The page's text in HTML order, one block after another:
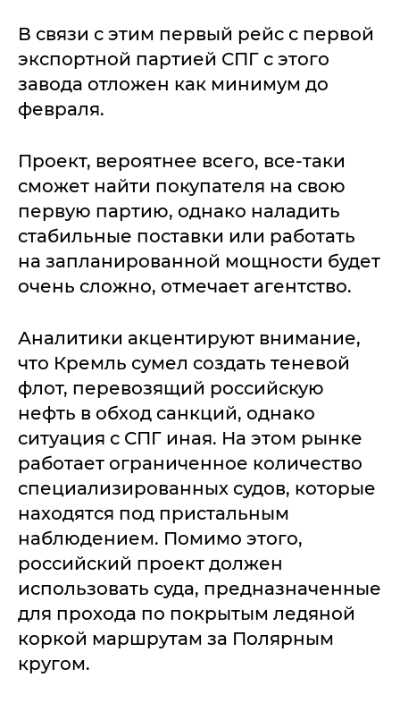
В связи с этим первый рейс с первой
экспортной партией СПГ с этого
завода отложен как минимум до
февраля.
Проект, вероятнее всего, все-таки
сможет найти покупателя на свою
первую партию, однако наладить
стабильные поставки или работать
на запланированной мощности будет
очень сложно, отмечает агентство.
Аналитики акцентируют внимание,
что Кремль сумел создать теневой
флот, перевозящий российскую
нефть в обход санкций, однако
ситуация с СПГ иная. На этом рынке
работает ограниченное количество
специализированных судов, которые
находятся под пристальным
наблюдением. Помимо этого,
российский проект должен
использовать суда, предназначенные
для прохода по покрытым ледяной
коркой маршрутам за Полярным
кругом.